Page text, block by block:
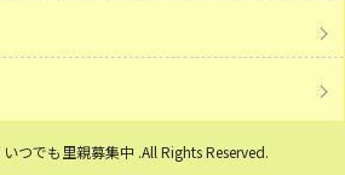
つでも里親募集中 .All Rights Reserved.